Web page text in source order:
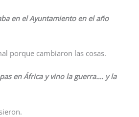
en el Ayuntamiento en el año
porque cambiaron las cosas.
en África y vino la guerra…. y la